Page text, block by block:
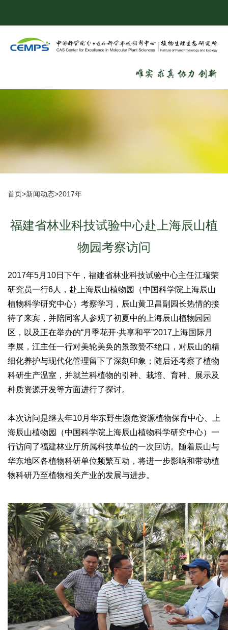
首页>新闻动态>2017年
福建省林业科技试验中心赴上海辰山植
物园考察访问
2017年5月10日下午，福建省林业科技试验中心主任江瑞荣
研究员一行6人，赴上海辰山植物园（中国科学院上海辰山
植物科学研究中心）考察学习，辰山黄卫昌副园长热情的接
待了来宾，并陪同客人参观了初夏中的上海辰山植物园园
区，以及正在举办的“月季花开·共享和平”2017上海国际月
季展，江主任一行对美轮美奂的景致赞不绝口，对辰山的精
细化养护与现代化管理留下了深刻印象；随后还考察了植物
科研生产温室，并就兰科植物的引种、栽培、育种、展示及
种质资源开发等方面进行了探讨。
本次访问是继去年10月华东野生濒危资源植物保育中心、上
海辰山植物园（中国科学院上海辰山植物科学研究中心）一
行访问了福建林业厅所属科技单位的一次回访。随着辰山与
华东地区各植物科研单位频繁互动，将进一步影响和带动植
物科研乃至植物相关产业的发展与进步。